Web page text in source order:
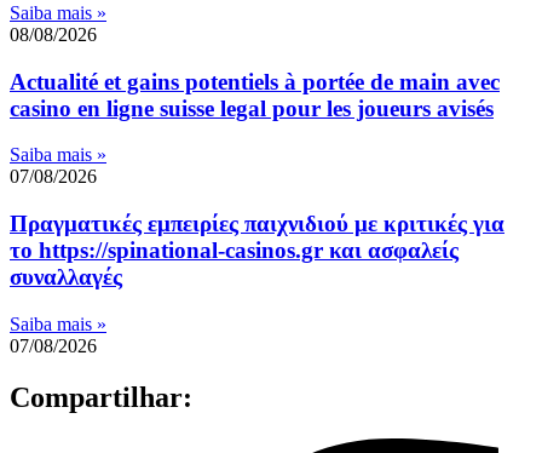
Saiba mais »
08/08/2026
Actualité et gains potentiels à portée de main avec
casino en ligne suisse legal pour les joueurs avisés
Saiba mais »
07/08/2026
Πραγματικές εμπειρίες παιχνιδιού με κριτικές για
το https://spinational-casinos.gr και ασφαλείς
συναλλαγές
Saiba mais »
07/08/2026
Compartilhar: